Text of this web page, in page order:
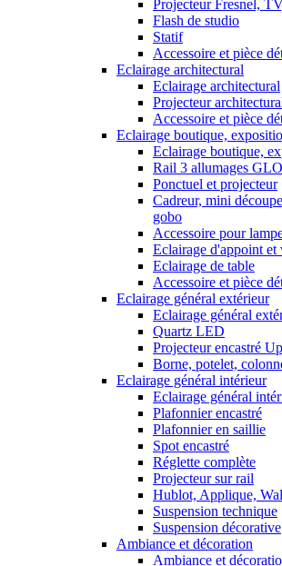
Projecteur Fresnel,
Flash de studio
Statif
Accessoire et pièce
Eclairage architectural
Eclairage architectural
Projecteur
Accessoire et pièce
Eclairage boutique,
Eclairage boutique,
Rail 3 allumages
Ponctuel et projecteur
Cadreur, mini
gobo
Accessoire pour
Eclairage d'appoint et
Eclairage de table
Accessoire et pièce
Eclairage général extérieur
Eclairage général
Quartz LED
Projecteur encastré
Borne, potelet,
Eclairage général intérieur
Eclairage général
Plafonnier encastré
Plafonnier en saillie
Spot encastré
Réglette complète
Projecteur sur rail
Hublot, Applique,
Suspension technique
Suspension décorative
Ambiance et décoration
Ambiance et